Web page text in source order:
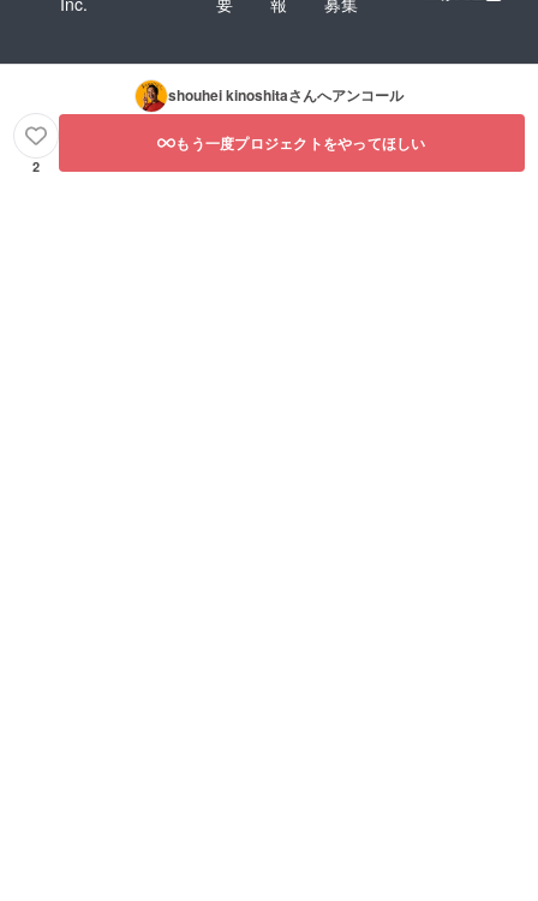
shouhei kinoshitaさんへアンコール
2
もう一度プロジェクトをやってほしい